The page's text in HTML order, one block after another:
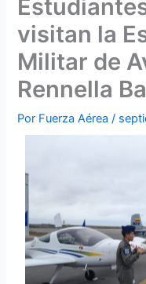
visitan la
Militar de
Rennella
Por Fuerza Aérea/